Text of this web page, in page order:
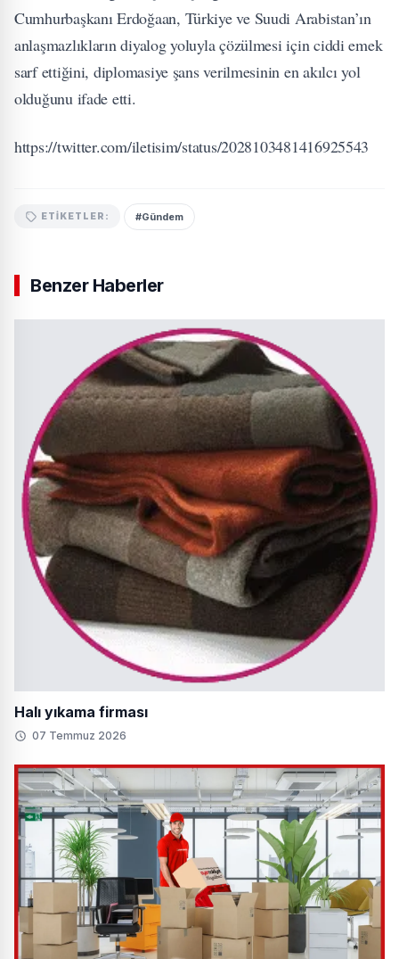
Cumhurbaşkanı Erdoğaan, Türkiye ve Suudi Arabistan’ın
anlaşmazlıkların diyalog yoluyla çözülmesi için ciddi emek
sarf ettiğini, diplomasiye şans verilmesinin en akılcı yol
olduğunu ifade etti.
https://twitter.com/iletisim/status/2028103481416925543
ETIKETLER: #Gündem
Benzer Haberler
Halı yıkama firması
07 Temmuz 2026